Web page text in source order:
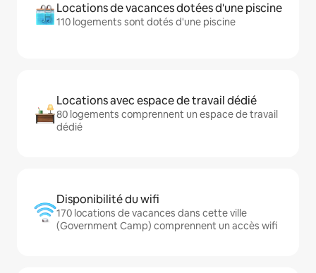
Locations de vacances dotées d'une piscine
110 logements sont dotés d'une piscine
Locations avec espace de travail dédié
80 logements comprennent un espace de travail
dédié
Disponibilité du wifi
170 locations de vacances dans cette ville
(Government Camp) comprennent un accès wifi